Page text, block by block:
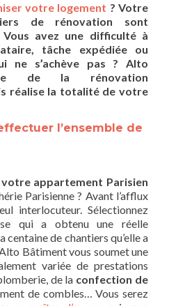
votre logement ? Votre
de rénovation sont
Vous avez une difficulté à
tâche expédiée ou
ne s’achève pas ? Alto
de la rénovation
réalise la totalité de votre
l’ensemble de
appartement Parisien
Parisienne ? Avant l’afflux
interlocuteur. Sélectionnez
qui a obtenu une réelle
centaine de chantiers qu’elle a
Bâtiment vous soumet une
variée de prestations
de la confection de
de combles… Vous serez